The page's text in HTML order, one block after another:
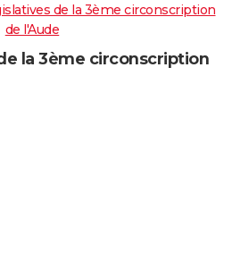
de la 3ème circonscription
de l'Aude
la 3ème circonscription